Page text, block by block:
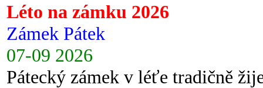
Léto na zámku 2026
Zámek Pátek
07-09 2026
Pátecký zámek v léťe tradičně